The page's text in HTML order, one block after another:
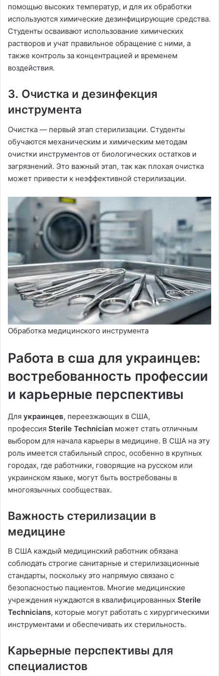
помощью высоких температур, и для их обработки
используются химические дезинфицирующие средства.
Студенты осваивают использование химических
растворов и учат правильное обращение с ними, а
также контроль за концентрацией и временем
воздействия.
3. Очистка и дезинфекция
инструмента
Очистка — первый этап стерилизации. Студенты
обучаются механическим и химическим методам
очистки инструментов от биологических остатков и
загрязнений. Это важный этап, так как плохая очистка
может привести к неэффективной стерилизации.
Обработка медицинского инструмента
Работа в сша для украинцев:
востребованность профессии
и карьерные перспективы
Для украинцев, переезжающих в США,
профессия Sterile Technician может стать отличным
выбором для начала карьеры в медицине. В США на эту
роль имеется стабильный спрос, особенно в крупных
городах, где работники, говорящие на русском или
украинском языке, могут быть востребованы в
многоязычных сообществах.
Важность стерилизации в
медицине
В США каждый медицинский работник обязана
соблюдать строгие санитарные и стерилизационные
стандарты, поскольку это напрямую связано с
безопасностью пациентов. Многие медицинские
учреждения нуждаются в квалифицированных Sterile
Technicians, которые могут работать с хирургическими
инструментами и обеспечивать их стерильность.
Карьерные перспективы для
специалистов